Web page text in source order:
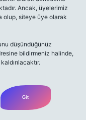
Ancak, üyelerimiz
olup, siteye üye olarak
düşündüğünüz
bildirmeniz halinde,